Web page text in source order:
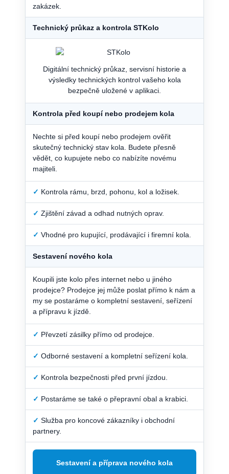
zakázek.
Technický průkaz a kontrola STKolo
Digitální technický průkaz, servisní historie a
výsledky technických kontrol vašeho kola
bezpečně uložené v aplikaci.
Kontrola před koupí nebo prodejem kola
Nechte si před koupí nebo prodejem ověřit
skutečný technický stav kola. Budete přesně
vědět, co kupujete nebo co nabízíte novému
majiteli.
✓ Kontrola rámu, brzd, pohonu, kol a ložisek.
✓ Zjištění závad a odhad nutných oprav.
✓ Vhodné pro kupující, prodávající i firemní kola.
Sestavení nového kola
Koupili jste kolo přes internet nebo u jiného
prodejce? Prodejce jej může poslat přímo k nám a
my se postaráme o kompletní sestavení, seřízení
a přípravu k jízdě.
✓ Převzetí zásilky přímo od prodejce.
✓ Odborné sestavení a kompletní seřízení kola.
✓ Kontrola bezpečnosti před první jízdou.
✓ Postaráme se také o přepravní obal a krabici.
✓ Služba pro koncové zákazníky i obchodní
partnery.
Sestavení a příprava nového kola